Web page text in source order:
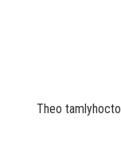
Theo